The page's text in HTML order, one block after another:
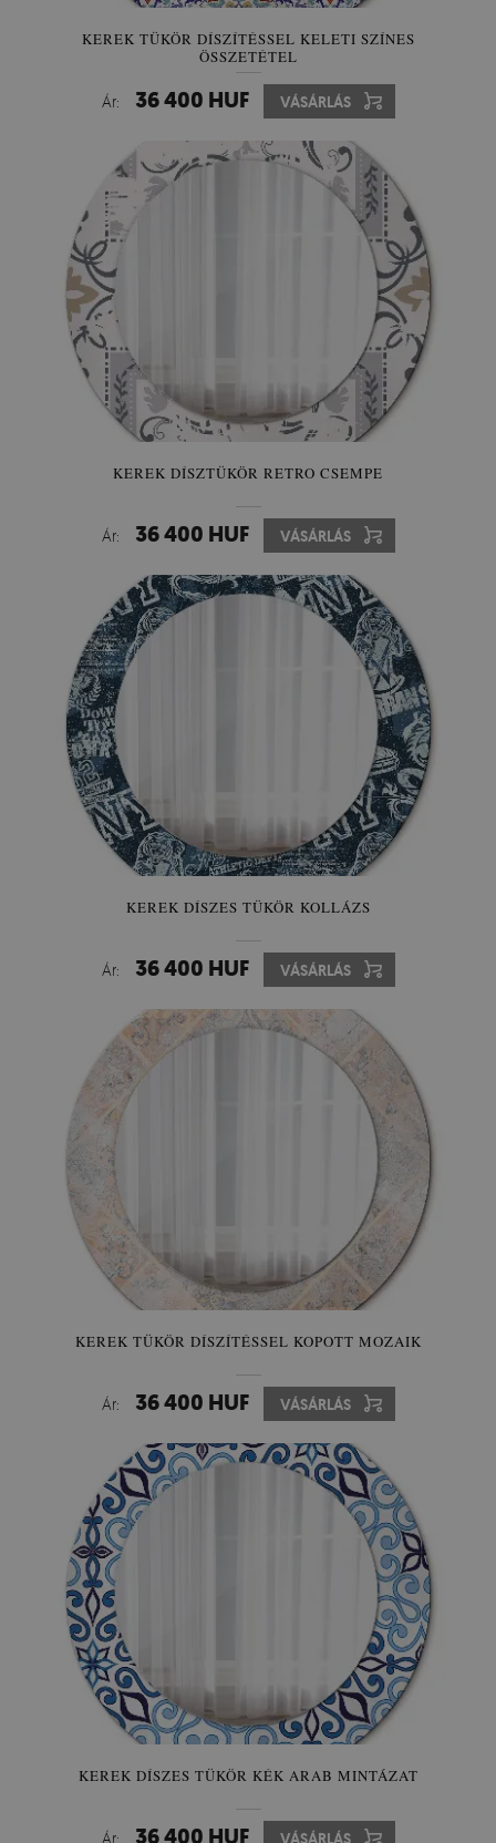
KEREK TÜKÖR DÍSZÍTÉSSEL KELETI SZÍNES
ÖSSZETÉTEL
Ár: 36 400 HUF VÁSÁRLÁS
KEREK DÍSZTÜKÖR RETRO CSEMPE
Ár: 36 400 HUF VÁSÁRLÁS
KEREK DÍSZES TÜKÖR KOLLÁZS
Ár: 36 400 HUF VÁSÁRLÁS
KEREK TÜKÖR DÍSZÍTÉSSEL KOPOTT MOZAIK
Ár: 36 400 HUF VÁSÁRLÁS
KEREK DÍSZES TÜKÖR KÉK ARAB MINTÁZAT
Ár: 36 400 HUF VÁSÁRLÁS